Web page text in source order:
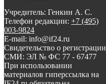
Учредитель: Генкин А. С.
Телефон редакции: +7 (495)
003-9824
E-mail: info@if24.ru
Свидетельство о регистрации
СМИ: ЭЛ № ФС 77 - 67477
При использовании
материалов гиперссылка на